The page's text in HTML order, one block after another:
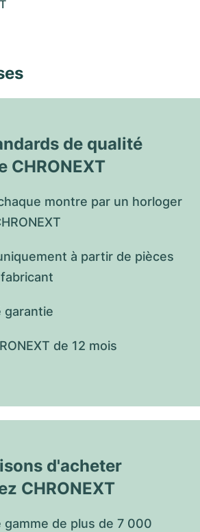
de qualité
CHRONEXT
montre par un horloger
à partir de pièces
garantie
de 12 mois
d'acheter
CHRONEXT
gamme de plus de 7 000